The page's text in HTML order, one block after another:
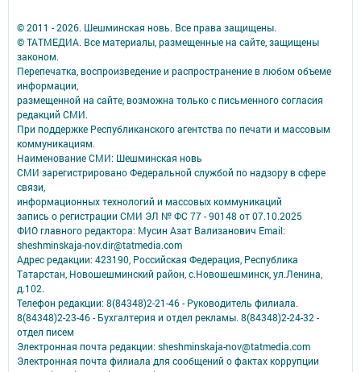
© 2011 - 2026. Шешминская новь. Все права защищены.
© ТАТМЕДИА. Все материалы, размещенные на сайте, защищены
законом.
Перепечатка, воспроизведение и распространение в любом объеме
информации,
размещенной на сайте, возможна только с письменного согласия
редакций СМИ.
При поддержке Республиканского агентства по печати и массовым
коммуникациям.
Наименование СМИ: Шешминская новь
СМИ зарегистрировано Федеральной службой по надзору в сфере
связи,
информационных технологий и массовых коммуникаций
запись о регистрации СМИ ЭЛ № ФС 77 - 90148 от 07.10.2025
ФИО главного редактора: Мусин Азат Вализанович Email:
sheshminskaja-nov.dir@tatmedia.com
Адрес редакции: 423190, Российская Федерация, Республика
Татарстан, Новошешминский район, с.Новошешминск, ул.Ленина,
д.102.
Телефон редакции: 8(84348)2-21-46 - Руководитель филиала.
8(84348)2-23-46 - Бухгалтерия и отдел рекламы. 8(84348)2-24-32 -
отдел писем
Электронная почта редакции: sheshminskaja-nov@tatmedia.com
Электронная почта филиала для сообщений о фактах коррупции